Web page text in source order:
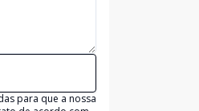
para que a nossa